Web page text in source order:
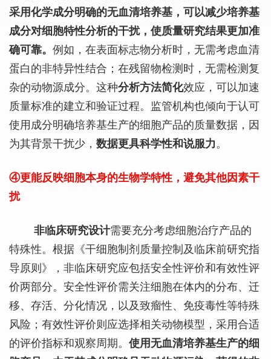
采用化学成分明确的无血清培养基，可以减少培养基
成分对细胞特性分析的干扰，使质量研究结果更加准
确可靠。 例如，在表面标志物分析时，无需考虑血清
蛋白的非特异性结合；在残留物检测时，无需检测复
杂的动物源成分。这种分析方法简化效应，可以加速
质量标准的建立和验证过程。监管机构也倾向于认可
使用成分明确培养基生产的细胞产品的质量数据，因
为其背景干扰少， 数据更具科学性和说服力 。
④更能反映细胞本身的生物学特性，避免其他因素干
扰
非临床研究设计需要充分考虑细胞治疗产品的
特殊性。根据《干细胞制剂质量控制及临床前研究指
导原则》，非临床研究应包括安全性评价和有效性评
价两部分。安全性评价需关注细胞在体内的分布、迁
移、存活、分化情况，以及致瘤性、免疫毒性等特殊
风险；有效性评价则应选择相关动物模型，采用合适
的评价指标和观察周期。 使用无血清培养基生产的细